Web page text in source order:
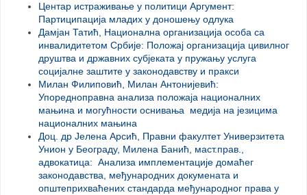
Центар истраживање у политици Аргумент:
Партиципација младих у доношењу одлука
Дамјан Татић, Национална организација особа са
инвалидитетом Србије: Положај организација цивилног
друштва и државних субјеката у пружању услуга
социјалне заштите у законодавству и пракси
Милан Филиповић, Mилан Антонијевић:
Упоредноправна анализа положаја националних
мањина и могућности оснивања медија на језицима
националних мањина
Доц. др Јелена Арсић, Правни факултет Универзитета
Унион у Београду, Милена Банић, маст.прав.,
адвокатица: Анализа имплементације домаћег
законодавства, међународних докумената и
општеприхваћених стандарда међународног права у